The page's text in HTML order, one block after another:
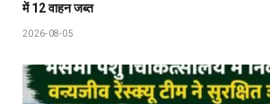
में 12 वाहन जब्त
2026-08-05